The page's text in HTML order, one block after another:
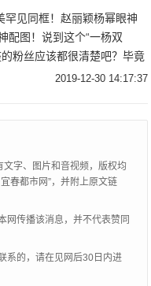
罕见同框！赵丽颖杨幂眼神
配图！说到这个“一杨双
粉丝应该都很清楚吧？毕竟
行说什么“四杨双丽”的吗？
2019-12-30 14:17:37
文字、图片和音视频，版权均
春都市网”，并附上原文链
网传播该消息，并不代表赞同
系的，请在见网后30日内进